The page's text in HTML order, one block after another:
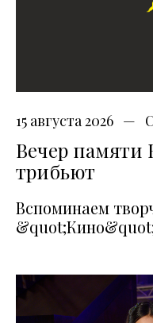
15 августа 2026
Вечер памяти
трибьют
Вспоминаем